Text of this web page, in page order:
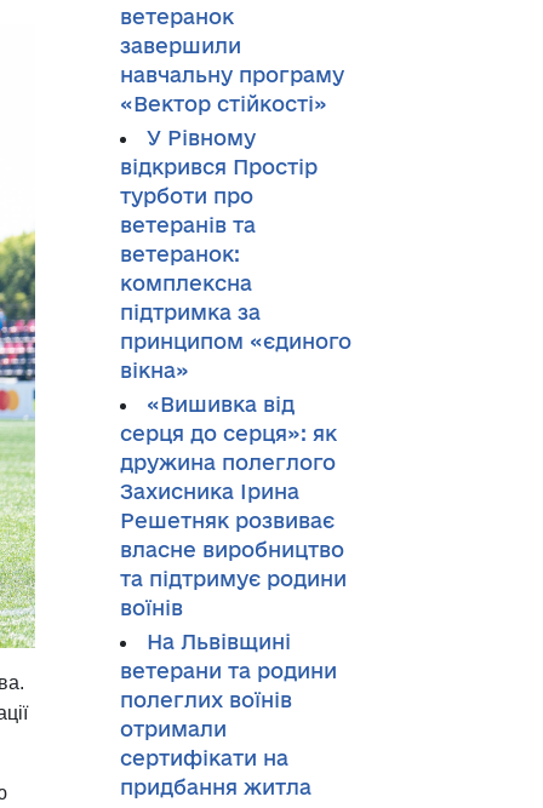
ветеранок
завершили
навчальну програму
«Вектор стійкості»
У Рівному
відкрився Простір
турботи про
ветеранів та
ветеранок:
комплексна
підтримка за
принципом «єдиного
вікна»
«Вишивка від
серця до серця»: як
дружина полеглого
Захисника Ірина
Решетняк розвиває
власне виробництво
та підтримує родини
воїнів
На Львівщині
ветерани та родини
полеглих воїнів
отримали
сертифікати на
придбання житла